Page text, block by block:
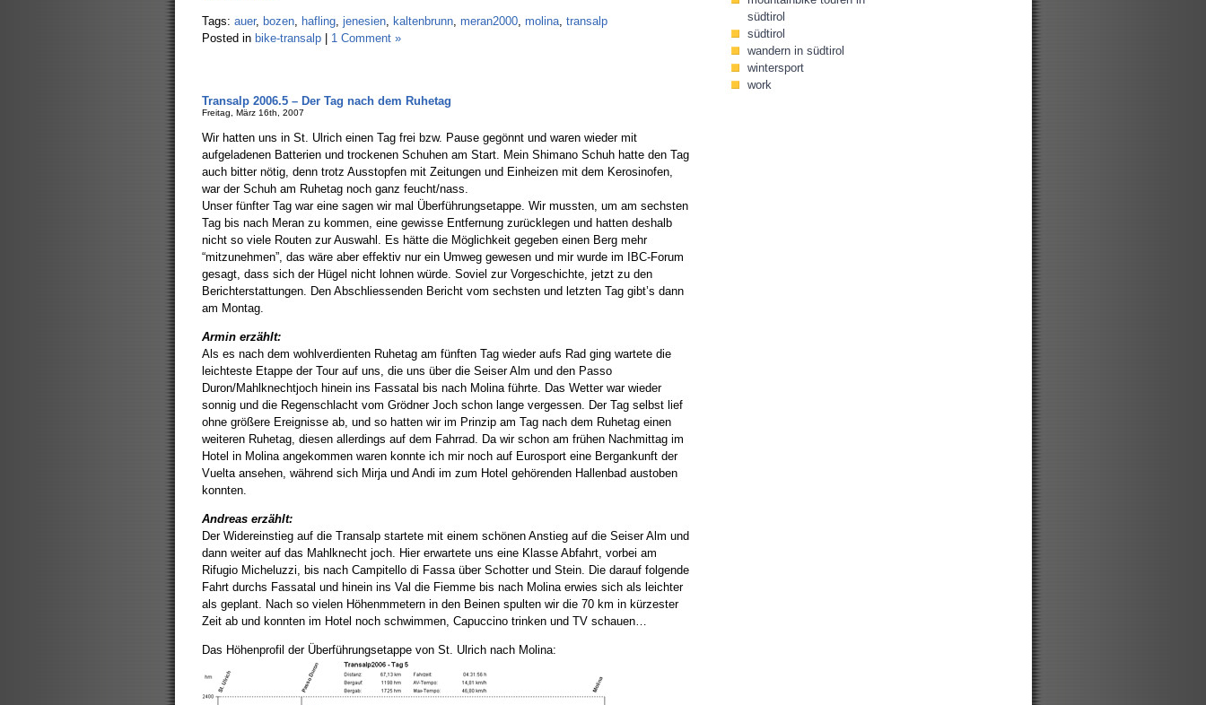
Tags: auer, bozen, hafling, jenesien, kaltenbrunn, meran2000, molina, transalp
Posted in bike-transalp| 1 Comment »
Transalp 2006.5 – Der Tag nach dem Ruhetag
Freitag, März 16th, 2007
Wir hatten uns in St. Ulrich einen Tag frei bzw. Pause gegönnt und waren wieder mit
aufgeladenen Batterien und trockenen Schuhen am Start. Mein Shimano Schuh hatte den Tag
auch bitter nötig, denn trotz Ausstopfen mit Zeitungen und Einheizen mit dem Kerosinofen,
war der Schuh am Ruhetag noch ganz feucht/nass.
Unser fünfter Tag war eine sagen wir mal Überführungsetappe. Wir mussten, um am sechsten
Tag bis nach Meran zu kommen, eine gewisse Entfernung zurücklegen und hatten deshalb
nicht so viele Routen zur Auswahl. Es hätte die Möglichkeit gegeben einen Berg mehr
“mitzunehmen”, das wäre aber effektiv nur ein Umweg gewesen und mir wurde im IBC-Forum
gesagt, dass sich der Hügel nicht lohnen würde. Soviel zur Vorgeschichte, jetzt zu den
Berichterstattungen. Den Abschliessenden Bericht vom sechsten und letzten Tag gibt’s dann
am Montag.
Armin erzählt:
Als es nach dem wohlverdienten Ruhetag am fünften Tag wieder aufs Rad ging wartete die
leichteste Etappe der Tour auf uns, die uns über die Seiser Alm und den Passo
Duron/Mahlknechtjoch hinein ins Fassatal bis nach Molina führte. Das Wetter war wieder
sonnig und die Regenschlacht vom Grödner Joch schon lange vergessen. Der Tag selbst lief
ohne größere Ereignisse ab, und so hatten wir im Prinzip am Tag nach dem Ruhetag einen
weiteren Ruhetag, diesen allerdings auf dem Fahrrad. Da wir schon am frühen Nachmittag im
Hotel in Molina angekommen waren konnte ich mir noch auf Eurosport eine Bergankunft der
Vuelta ansehen, während sich Mirja und Andi im zum Hotel gehörenden Hallenbad austoben
konnten.
Andreas erzählt:
Der Widereinstieg auf die Transalp startete mit einem schönen Anstieg auf die Seiser Alm und
dann weiter auf das Mahlknecht joch. Hier erwartete uns eine Klasse Abfahrt, vorbei am
Rifugio Micheluzzi, bis nach Campitello di Fassa über Schotter und Stein. Die darauf folgende
Fahrt durchs Fassatal und hinein ins Val die Fiemme bis nach Molina erwies sich als leichter
als geplant. Nach so vielen Höhenmmetern in den Beinen spulten wir die 70 km in kürzester
Zeit ab und konnten im Hotel noch schwimmen, Capuccino trinken und TV schauen…
Das Höhenprofil der Überführungsetappe von St. Ulrich nach Molina:
südtirol
südtirol
wandern in südtirol
wintersport
work